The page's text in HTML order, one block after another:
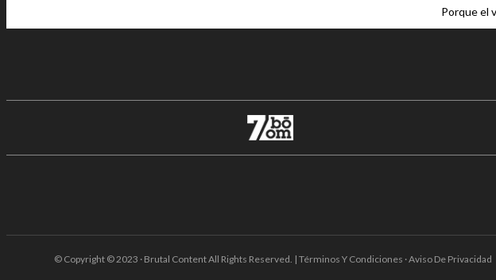
Porque el
© Copyright © 2023 · Brutal Content All Rights Reserved. | Términos Y Condiciones · Aviso De Privacidad